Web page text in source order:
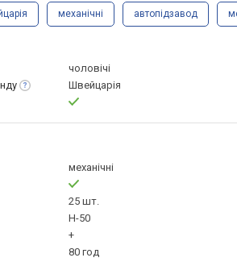
механічні автопідзавод
чоловічі
Швейцарія
механічні
25 шт.
H-50
+
80 год